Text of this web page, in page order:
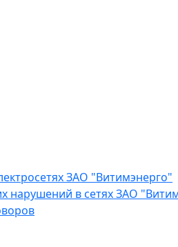
ЗАО "Витимэнерго"
нарушений в сетях ЗАО